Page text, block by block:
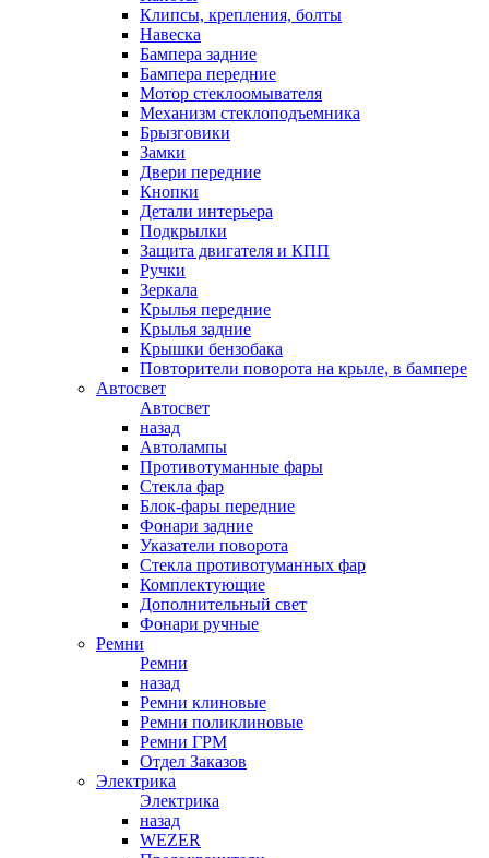
Клипсы, крепления, болты
Навеска
Бампера задние
Бампера передние
Мотор стеклоомывателя
Механизм стеклоподъемника
Брызговики
Замки
Двери передние
Кнопки
Детали интерьера
Подкрылки
Защита двигателя и КПП
Ручки
Зеркала
Крылья передние
Крылья задние
Крышки бензобака
Повторители поворота на крыле, в бампере
Автосвет
Автосвет
назад
Автолампы
Противотуманные фары
Стекла фар
Блок-фары передние
Фонари задние
Указатели поворота
Стекла противотуманных фар
Комплектующие
Дополнительный свет
Фонари ручные
Ремни
Ремни
назад
Ремни клиновые
Ремни поликлиновые
Ремни ГРМ
Отдел Заказов
Электрика
Электрика
назад
WEZER